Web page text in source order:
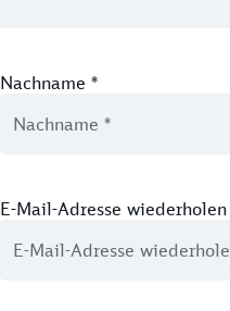
Nachname *
E-Mail-Adresse wiederholen